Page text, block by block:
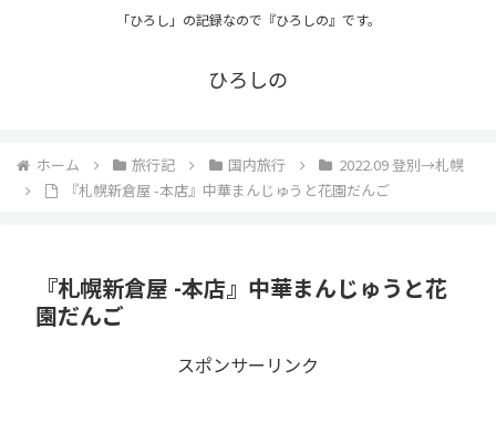
「ひろし」の記録なので『ひろしの』です。
ひろしの
ホーム 旅行記 国内旅行
2022.09 登別→札幌
『札幌新倉屋 -本店』中華まんじゅうと花園だんご
『札幌新倉屋 -本店』中華まんじゅうと花
園だんご
スポンサーリンク